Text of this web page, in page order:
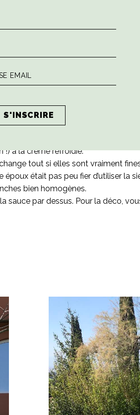
vin blanc et les 2 cubes de bouillon,
la marinade pour éviter
et les anchois puis
temps en temps (toujours remuer
sèche, ajouter un peu d’eau.
sang sort encore de la viande. Si
dans la cocotte (ou sortir la
accroche, mettre un peu d’eau et
!) à la crème refroidie.
tout si elles sont vraiment
était pas peu fier d’utiliser la
bien homogènes.
sauce par dessus. Pour la déco,